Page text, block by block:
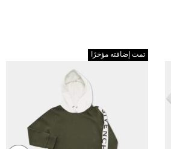
تمت إضافته مؤخرًا